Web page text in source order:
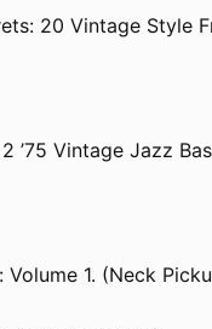
20 Vintage Style
’75 Vintage Jazz
Volume 1. (Neck